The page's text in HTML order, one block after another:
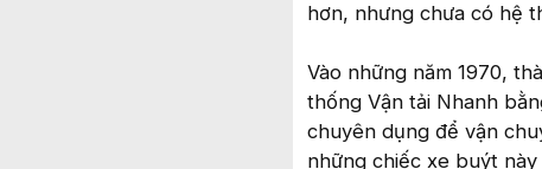
hơn, nhưng chưa có hệ
Vào những năm 1970,
thống Vận tải Nhanh
chuyên dụng để vận
những chiếc xe buýt